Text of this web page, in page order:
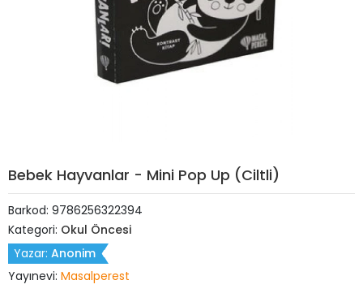
Bebek Hayvanlar - Mini Pop Up (Ciltli)
Barkod: 9786256322394
Kategori: Okul Öncesi
Yazar: Anonim
Yayınevi: Masalperest